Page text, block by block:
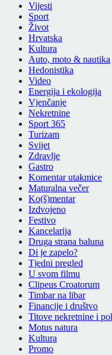
Vijesti
Sport
Život
Hrvatska
Kultura
Auto, moto & nautika
Hedonistika
Video
Energija i ekologija
Vjenčanje
Nekretnine
Sport 365
Turizam
Svijet
Zdravlje
Gastro
Komentar utakmice
Maturalna večer
Ko(š)mentar
Izdvojeno
Festivo
Kancelarija
Druga strana baluna
Di je zapelo?
Tjedni pregled
U svom filmu
Clipeus Croatorum
Timbar na libar
Financije i društvo
Titove nekretnine i
Motus natura
Kultura
Promo